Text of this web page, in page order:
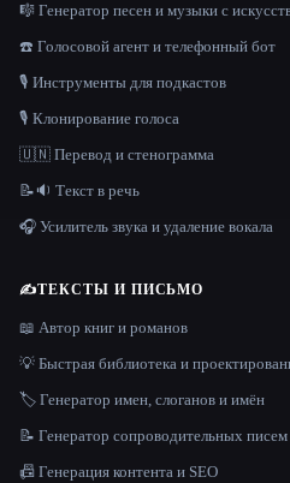
🎼 Генератор песен и музыки с
☎️ Голосовой агент и телефонный бот
🎙️ Инструменты для подкастов
🎙️ Клонирование голоса
🇺🇳 Перевод и стенограмма
📝🔉 Текст в речь
🎧 Усилитель звука и удаление вокала
✍️ТЕКСТЫ И ПИСЬМО
📖 Автор книг и романов
💡 Быстрая библиотека и
🏷️ Генератор имен, слоганов и имён
📝 Генератор сопроводительных писем
📠 Генерация контента и SEO